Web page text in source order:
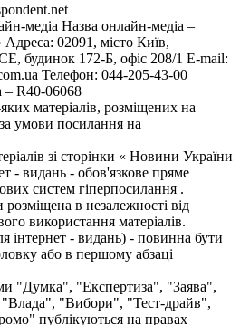
медіа Назва онлайн-медіа –
02091, місто Київ,
172-Б, офіс 208/1 E-mail:
Телефон: 044-205-43-00
– R40-06068
матеріалів, розміщених на
за умови посилання на
зі сторінки « Новини України
- видань - обов'язкове пряме
систем гіперпосилання .
в незалежності від
використання матеріалів.
інтернет - видань) - повинна бути
або в першому абзаці
"Думка", "Експертиза", "Заява",
"Вибори", "Тест-драйв",
публікуються на правах